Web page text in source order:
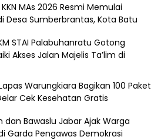
MAs 2026 Resmi Memulai
Desa Sumberbrantas, Kota Batu
STAI Palabuhanratu Gotong
Akses Jalan Majelis Ta’lim di
Warungkiara Bagikan 100 Paket
Cek Kesehatan Gratis
dan Bawaslu Jabar Ajak Warga
Garda Pengawas Demokrasi